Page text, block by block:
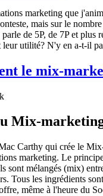
marketing que
mais sur le
de 5P, de 7P et plus
leur utilité? N'y en a-t-il
Mix-
Carthy qui crée le
marketing. Le
sont mélangés (mix)
Tous les ingrédients
même à l'heure du